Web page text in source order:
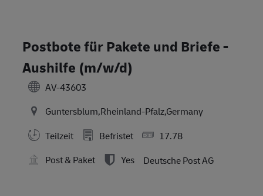
Postbote für Pakete und Briefe -
Aushilfe (m/w/d)
AV-43603
Guntersblum,Rheinland-Pfalz,Germany
Teilzeit
Befristet
17.78
Post & Paket
Yes Deutsche Post AG